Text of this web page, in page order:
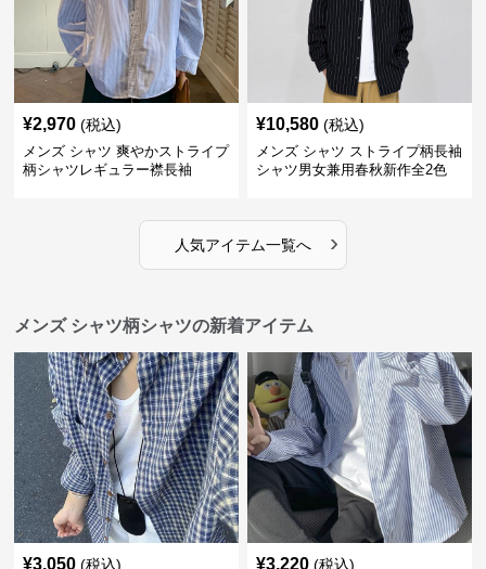
¥2,970 (税込)
メンズ シャツ 爽やかストライプ
柄シャツレギュラー襟長袖
¥10,580 (税込)
メンズ シャツ ストライプ柄長袖
シャツ男女兼用春秋新作全2色
人気アイテム一覧へ ›
メンズ シャツ柄シャツの新着アイテム
¥3,050 (税込) ¥3,220 (税込)